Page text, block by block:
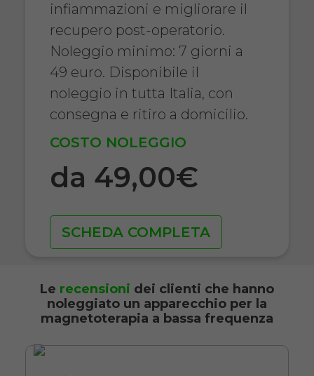
infiammazioni e migliorare il
recupero post-operatorio.
Noleggio minimo: 7 giorni a
49 euro. Disponibile il
noleggio in tutta Italia, con
consegna e ritiro a domicilio.
COSTO NOLEGGIO
da 49,00€
SCHEDA COMPLETA
Le recensioni dei clienti che hanno
noleggiato un apparecchio per la
magnetoterapia a bassa frequenza